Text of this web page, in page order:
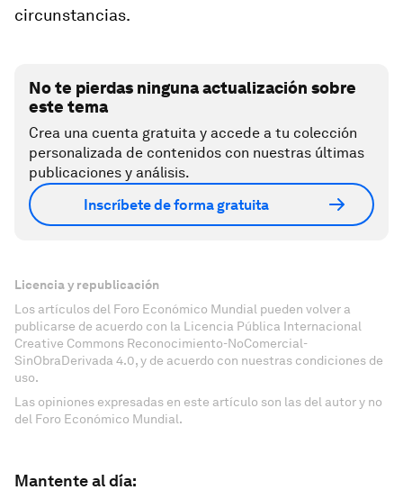
circunstancias.
No te pierdas ninguna actualización sobre
este tema
Crea una cuenta gratuita y accede a tu colección
personalizada de contenidos con nuestras últimas
publicaciones y análisis.
Inscríbete de forma gratuita
Licencia y republicación
Los artículos del Foro Económico Mundial pueden volver a
publicarse de acuerdo con la Licencia Pública Internacional
Creative Commons Reconocimiento-NoComercial-
SinObraDerivada 4.0, y de acuerdo con nuestras condiciones de
uso.
Las opiniones expresadas en este artículo son las del autor y no
del Foro Económico Mundial.
Mantente al día: